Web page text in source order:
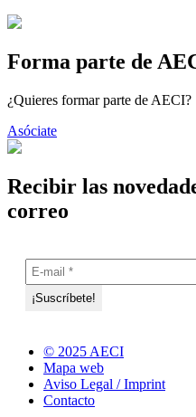
Forma parte de
¿Quieres formar parte de AECI?
Asóciate
Recibir las
correo
© 2025 AECI
Mapa web
Aviso Legal / Imprint
Contacto